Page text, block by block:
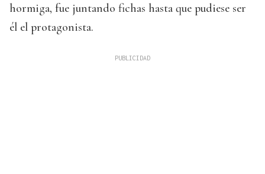
hormiga, fue juntando fichas hasta que pudiese ser
él el protagonista.